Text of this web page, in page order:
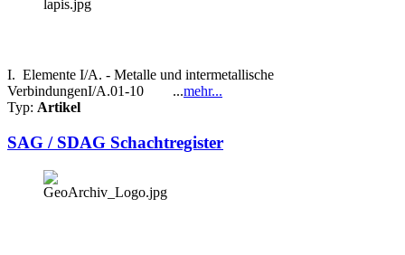
I. Elemente I/A. - Metalle und intermetallische
VerbindungenI/A.01-10 ...mehr...
Typ: Artikel
SAG / SDAG Schachtregister